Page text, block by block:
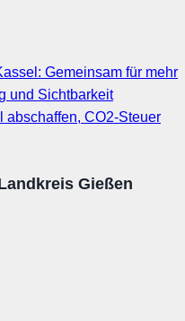
Gemeinsam für mehr
und Sichtbarkeit
CO2-Steuer
Gießen